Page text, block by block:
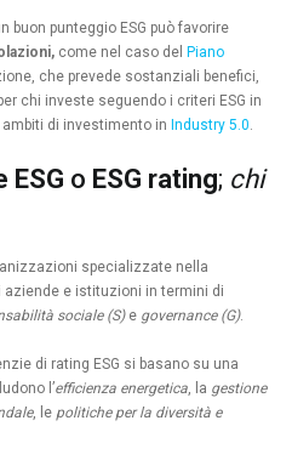
buon punteggio ESG può favorire
come nel caso del Piano
che prevede sostanziali benefici,
chi investe seguendo i criteri ESG in
di investimento in Industry 5.0.
ESG o ESG rating; chi
specializzate nella
aziende e istituzioni in termini di
sociale (S)e governance (G).
di rating ESG si basano su una
l’efficienza energetica, la gestione
, le politiche per la diversità e